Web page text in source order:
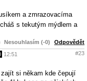
a zmrazovacíma
s tekutým mýdlem a
Nesouhlasím (-0) Odpovědět
12:51 #23
si někam kde čepují